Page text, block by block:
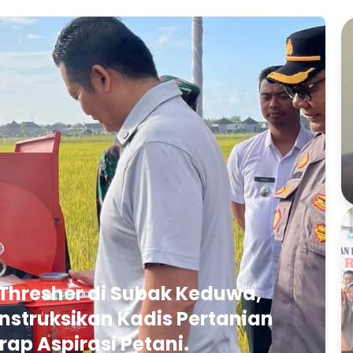
di Subak Keduwa,
Kadis Pertanian
Aspirasi Petani.